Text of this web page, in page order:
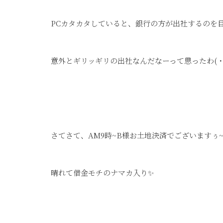
PCカタカタしていると、銀行の方が出社するのを
意外とギリッギリの出社なんだなーって思ったわ(
さてさて、AM9時~B様お土地決済でございますぅ~
晴れて借金モチのナマカ入り✨